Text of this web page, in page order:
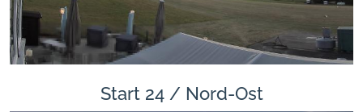
Start 24 / Nord-Ost